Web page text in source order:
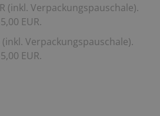
(inkl. Verpackungspauschale).
EUR.
(inkl. Verpackungspauschale).
EUR.